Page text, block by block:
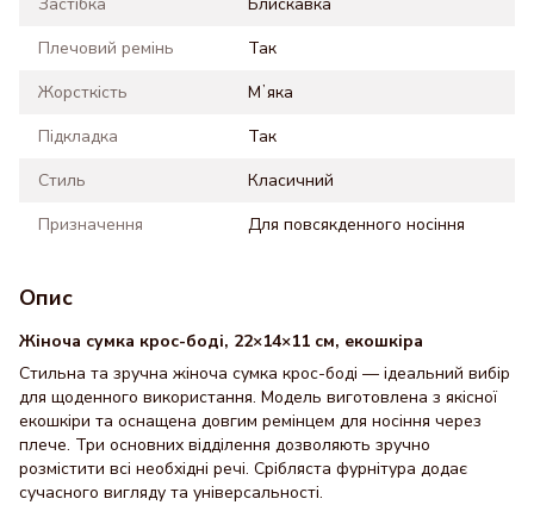
Плечовий ремінь
Так
Жорсткість
Мʼяка
Підкладка
Так
Стиль
Класичний
Призначення
Для повсякденного носіння
Опис
Жіноча сумка крос-боді, 22×14×11 см, екошкіра
Стильна та зручна жіноча сумка крос-боді — ідеальний вибір
для щоденного використання. Модель виготовлена з якісної
екошкіри та оснащена довгим ремінцем для носіння через
плече. Три основних відділення дозволяють зручно
розмістити всі необхідні речі. Срібляста фурнітура додає
сучасного вигляду та універсальності.